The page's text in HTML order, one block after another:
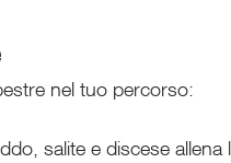
nel tuo percorso:
salite e discese allena